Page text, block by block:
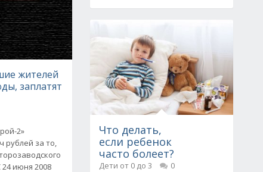
жителей
заплатят
2»
за то,
июня 2008
Что делать,
если ребенок
часто болеет?
Дети от 0 до 3
0